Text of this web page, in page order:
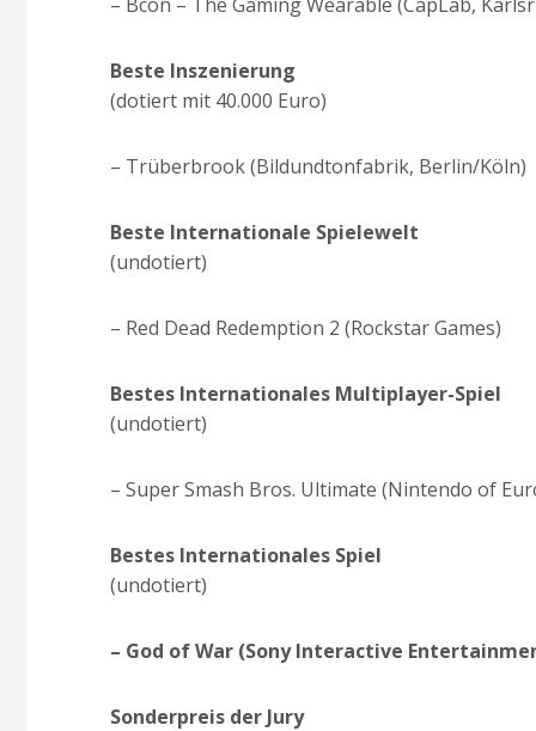
Beste Inszenierung
(dotiert mit 40.000 Euro)
– Trüberbrook (Bildundtonfabrik, Berlin/Köln)
Beste Internationale Spielewelt
(undotiert)
– Red Dead Redemption 2 (Rockstar Games)
Bestes Internationales Multiplayer-Spiel
(undotiert)
– Super Smash Bros. Ultimate (Nintendo of
Bestes Internationales Spiel
(undotiert)
– God of War (Sony Interactive
Sonderpreis der Jury